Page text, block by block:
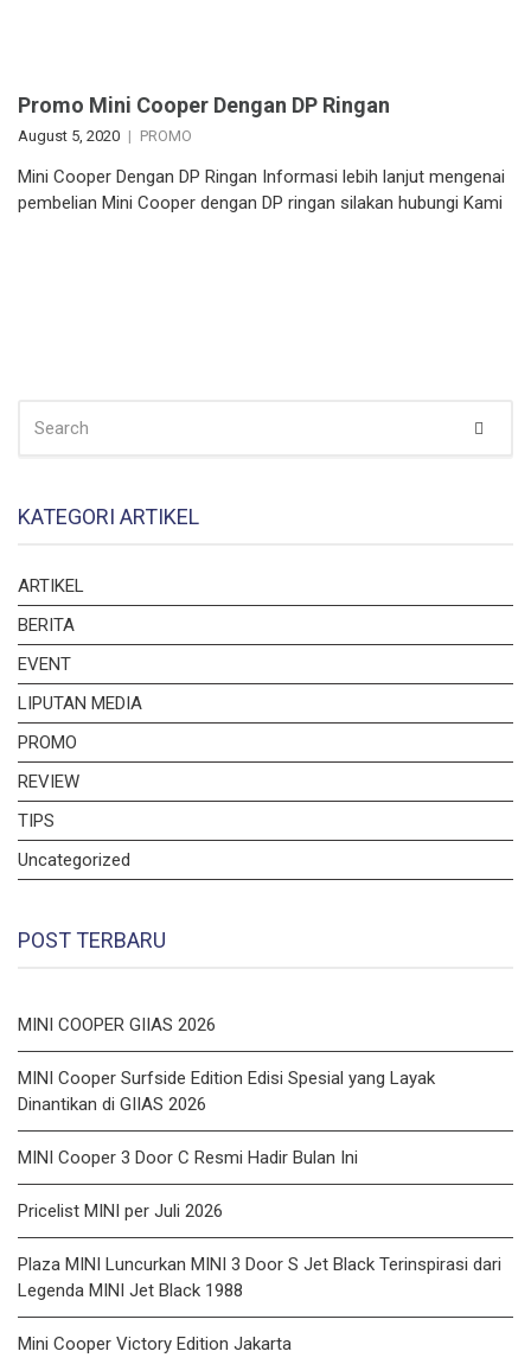
Promo Mini Cooper Dengan DP Ringan
August 5, 2020 PROMO
Mini Cooper Dengan DP Ringan Informasi lebih lanjut mengenai
pembelian Mini Cooper dengan DP ringan silakan hubungi Kami
FOR:
KATEGORI ARTIKEL
ARTIKEL
BERITA
EVENT
LIPUTAN MEDIA
PROMO
REVIEW
TIPS
Uncategorized
POST TERBARU
MINI COOPER GIIAS 2026
MINI Cooper Surfside Edition Edisi Spesial yang Layak
Dinantikan di GIIAS 2026
MINI Cooper 3 Door C Resmi Hadir Bulan Ini
Pricelist MINI per Juli 2026
Plaza MINI Luncurkan MINI 3 Door S Jet Black Terinspirasi dari
Legenda MINI Jet Black 1988
Mini Cooper Victory Edition Jakarta